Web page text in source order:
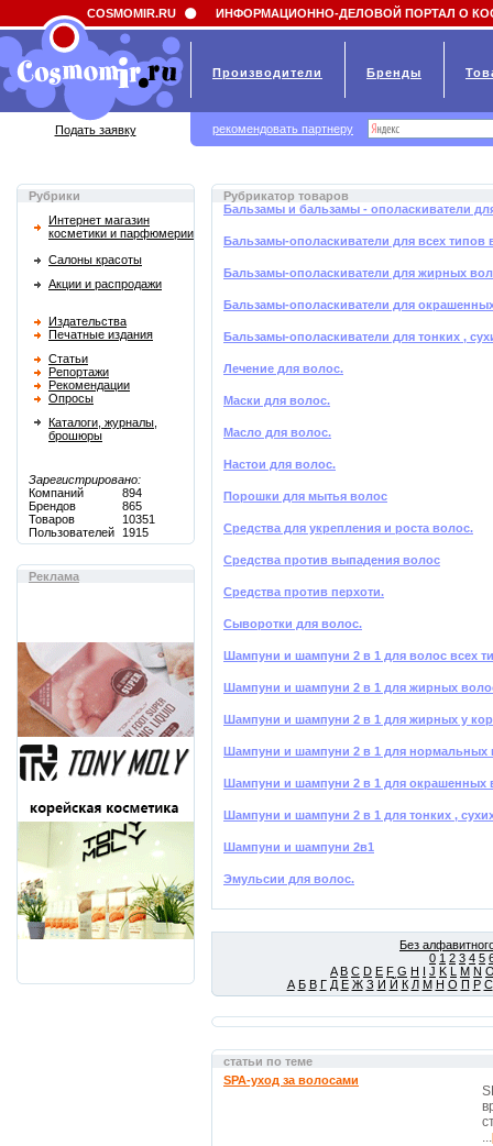
Field 'news_title' doesn't have a default value
Рубрики
Интернет магазин
косметики и парфюмерии
Салоны красоты
Акции и распродажи
Издательства
Печатные издания
Статьи
Репортажи
Рекомендации
Опросы
Каталоги, журналы,
брошюры
Зарегистрировано:
Компаний
894
Брендов
865
Товаров
10351
Пользователей
1915
Реклама
Рубрикатор товаров
Бальзамы и бальзамы - ополаскиватели
Бальзамы-ополаскиватели для всех типов
Бальзамы-ополаскиватели для жирных
Бальзамы-ополаскиватели для
Бальзамы-ополаскиватели для тонких ,
Лечение для волос.
Маски для волос.
Масло для волос.
Настои для волос.
Порошки для мытья волос
Средства для укрепления и роста волос.
Средства против выпадения волос
Средства против перхоти.
Сыворотки для волос.
Шампуни и шампуни 2 в 1 для волос всех
Шампуни и шампуни 2 в 1 для жирных
Шампуни и шампуни 2 в 1 для жирных у
Шампуни и шампуни 2 в 1 для нормальных
Шампуни и шампуни 2 в 1 для окрашенных
Шампуни и шампуни 2 в 1 для тонких ,
Шампуни и шампуни 2в1
Эмульсии для волос.
Без
0 1 2 3 4 5
A B C D E F G H I J K L M N
А Б В Г Д Е Ж З И Й К Л М Н О П Р С
статьи по теме
SPA-уход за волосами
...
COSMOMIR.RU ИНФОРМАЦИОННО-ДЕЛОВОЙ ПОРТАЛ О
Производители Бренды
Подать заявку рекомендовать партнеру